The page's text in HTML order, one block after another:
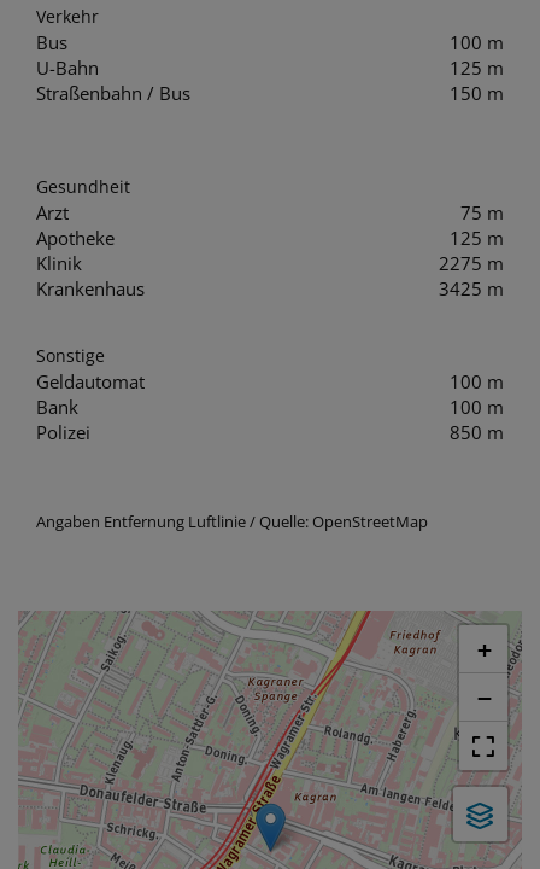
Verkehr
Bus
100 m
U-Bahn
125 m
Straßenbahn / Bus
150 m
Gesundheit
Arzt
75 m
Apotheke
125 m
Klinik
2275 m
Krankenhaus
3425 m
Sonstige
Geldautomat
100 m
Bank
100 m
Polizei
850 m
Angaben Entfernung Luftlinie / Quelle: OpenStreetMap
+
−